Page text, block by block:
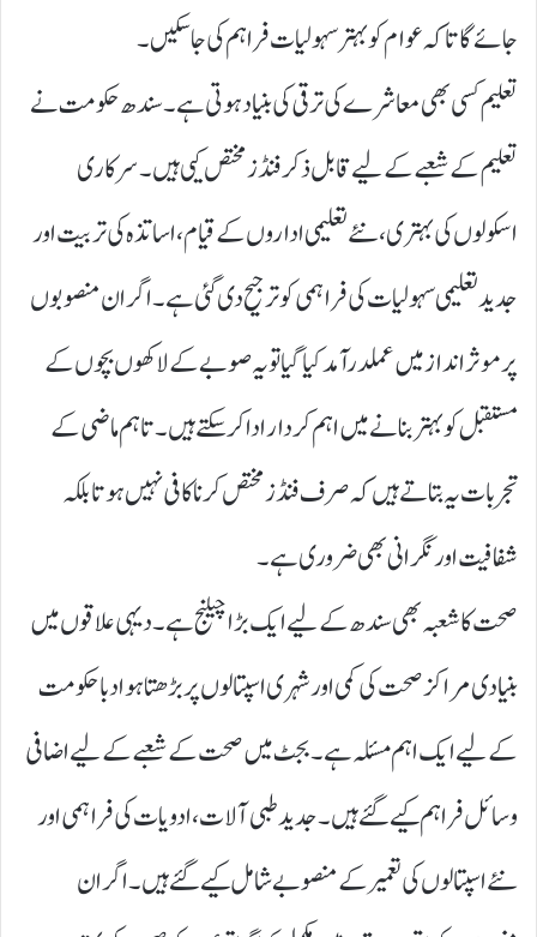
جائے گا تاکہ عوام کو بہتر سہولیات فراہم کی جا سکیں۔
تعلیم کسی بھی معاشرے کی ترقی کی بنیاد ہوتی ہے۔ سندھ حکومت نے
تعلیم کے شعبے کے لیے قابل ذکر فنڈز مختص کیی ہیں۔ سرکاری
اسکولوں کی بہتری، نئے تعلیمی اداروں کے قیام، اساتذہ کی تربیت اور
جدید تعلیمی سہولیات کی فراہمی کو ترجیح دی گئی ہے۔ اگر ان منصوبوں
پر موثر انداز میں عملدرآمد کیا گیا تو یہ صوبے کے لاکھوں بچوں کے
مستقبل کو بہتر بنانے میں اہم کردار ادا کر سکتے ہیں۔ تاہم ماضی کے
تجربات یہ بتاتے ہیں کہ صرف فنڈز مختص کرنا کافی نہیں ہوتا بلکہ
شفافیت اور نگرانی بھی ضروری ہے۔
صحت کا شعبہ بھی سندھ کے لیے ایک بڑا چیلنج ہے۔ دیہی علاقوں میں
بنیادی مراکز صحت کی کمی اور شہری اسپتالوں پر بڑھتا ہوا دبا حکومت
کے لیے ایک اہم مسئلہ ہے۔ بجٹ میں صحت کے شعبے کے لیے اضافی
وسائل فراہم کیے گئے ہیں۔ جدید طبی آلات، ادویات کی فراہمی اور
نئے اسپتالوں کی تعمیر کے منصوبے شامل کیے گئے ہیں۔ اگر ان